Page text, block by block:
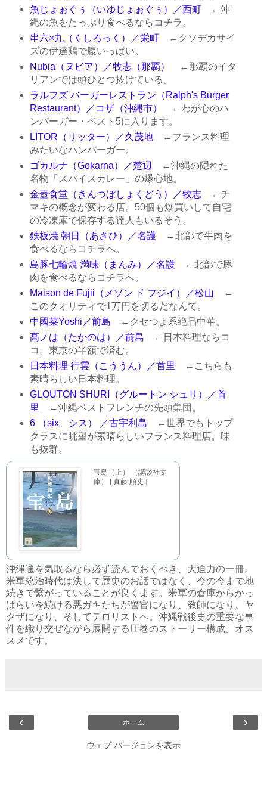
魚じょぉぐぅ（いゆじょぉぐぅ）／西町
←沖
縄の魚をたっぷり食べるならコチラ。
串六×九（くしろっく）／栄町←クソデカサイ
ズの伊達鶏で腹いっぱい。
Nubia（ヌビア）／牧志（那覇）
←那覇のイタ
リアンでは頭ひとつ抜けている。
ラルフズ バーガーレストラン（Ralph's Burger
Restaurant）／コザ（沖縄市）
←わが心のハ
ンバーガー・ベスト5に入ります。
LITOR（リッター）／久茂地←フランス料理
みたいなハンバーガー。
ゴカルナ（Gokarna）／楚辺
←沖縄の隠れた
名物「スパイスカレー」の爆心地。
金壺食堂（きんつぼしょくどう）／牧志←チ
マキの概念が変わる店。50個も爆買いして自宅
の冷凍庫で保存する達人もいるそう。
鉄板焼 朝日（あさひ）／名護←北部で牛肉を
食べるならコチラへ。
島豚七輪焼 満味（まんみ）／名護←北部で豚
肉を食べるならコチラへ。
Maison de Fujii（メゾン ド フジイ）／松山 ←
このクオリティで1万円を切るだなんて。
中國菜Yoshi／前島 ←クセつよ系絶品中華。
髙ノは（たかのは）／前島 ←日本料理ならコ
コ。東京の半額で済む。
日本料理 行雲（こううん）／首里 ←こちらも
素晴らしい日本料理。
GLOUTON SHURI（グルートン シュリ）／首
里 ←沖縄ベストフレンチの先頭集団。
6 （six、シス） ／古宇利島 ←世界でもトップ
クラスに眺望が素晴らしいフランス料理店。味
も抜群。
宝島（上） （講談社文
庫） [ 真藤 順丈 ]
沖縄通を気取るなら必ず読んでおくべき、大迫力の一冊。
米軍統治時代は決して歴史のお話ではなく、今の今まで地
続きで繋がっていることが良くます。米軍の倉庫からかっ
ぱらいを続ける悪ガキたちが警官になり、教師になり、ヤ
クザになり、そしてテロリストへ。沖縄戦後史の重要な事
件を織り交ぜながら展開する圧巻のストーリー構成。オス
スメです。
‹ ›
ホーム
ウェブ バージョンを表示